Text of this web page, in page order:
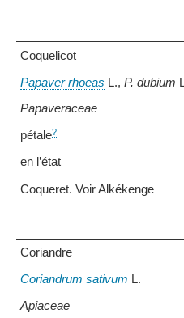
Coquelicot
Papaver rhoeas L.,P. dubium
Papaveraceae
pétale?
en l’état
Coqueret. Voir Alkékenge
Coriandre
Coriandrum sativum L.
Apiaceae